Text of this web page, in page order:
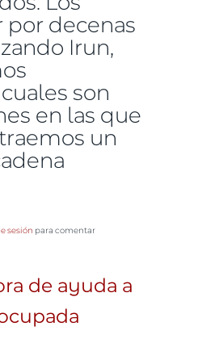
por decenas
Irun,
son
en las que
un
rozando la esclavitud
sesión para comentar
de ayuda a